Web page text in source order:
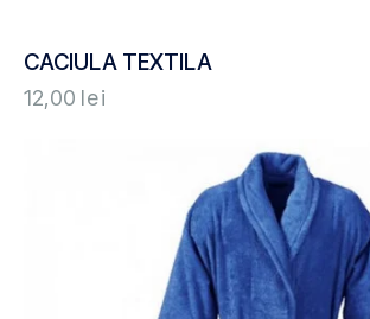
CACIULA TEXTILA
12,00 lei